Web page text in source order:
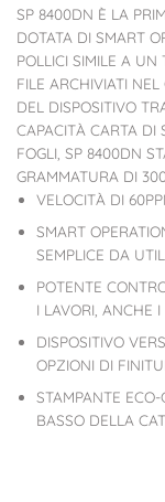
SP 8400DN È LA
DOTATA DI SMART
POLLICI SIMILE A UN
FILE ARCHIVIATI
DEL DISPOSITIVO
CAPACITÀ CARTA DI
FOGLI, SP 8400DN
GRAMMATURA DI
VELOCITÀ DI
SMART
SEMPLICE DA
POTENTE
I LAVORI, ANCHE I
DISPOSITIVO
OPZIONI DI
STAMPANTE
BASSO DELLA